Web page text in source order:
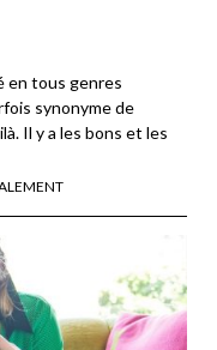
en tous genres
synonyme de
Il y a les bons et les